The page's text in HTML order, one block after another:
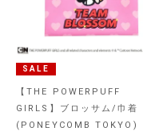
SALE
【THE POWERPUFF
GIRLS】ブロッサム/巾着
(PONEYCOMB TOKYO)